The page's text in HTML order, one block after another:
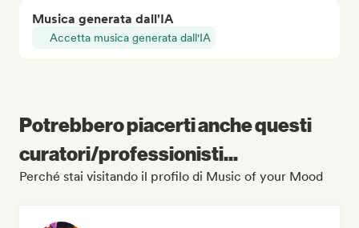
Musica generata dall'IA
Accetta musica generata dall'IA
Potrebbero piacerti anche questi
curatori/professionisti...
Perché stai visitando il profilo di Music of your Mood